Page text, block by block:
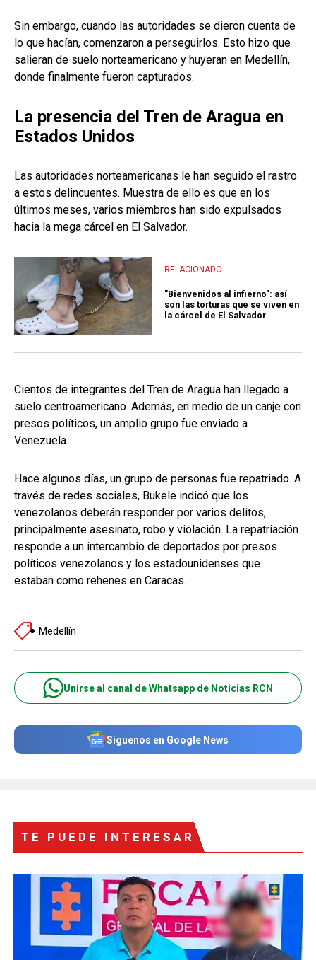
Sin embargo, cuando las autoridades se dieron cuenta de
lo que hacían, comenzaron a perseguirlos. Esto hizo que
salieran de suelo norteamericano y huyeran en Medellín,
donde finalmente fueron capturados.
La presencia del Tren de Aragua en
Estados Unidos
Las autoridades norteamericanas le han seguido el rastro
a estos delincuentes. Muestra de ello es que en los
últimos meses, varios miembros han sido expulsados
hacia la mega cárcel en El Salvador.
RELACIONADO
"Bienvenidos al infierno": así
son las torturas que se viven en
la cárcel de El Salvador
Cientos de integrantes del Tren de Aragua han llegado a
suelo centroamericano. Además, en medio de un canje con
presos políticos, un amplio grupo fue enviado a
Venezuela.
Hace algunos días, un grupo de personas fue repatriado. A
través de redes sociales, Bukele indicó que los
venezolanos deberán responder por varios delitos,
principalmente asesinato, robo y violación. La repatriación
responde a un intercambio de deportados por presos
políticos venezolanos y los estadounidenses que
estaban como rehenes en Caracas.
Medellín
Unirse al canal de Whatsapp de Noticias RCN
Síguenos en Google News
TE PUEDE INTERESAR